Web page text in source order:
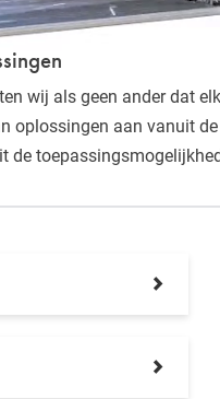
wij als geen ander dat
oplossingen aan vanuit
de